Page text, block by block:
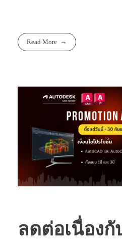
Read More
ลดต่อเนื่อง